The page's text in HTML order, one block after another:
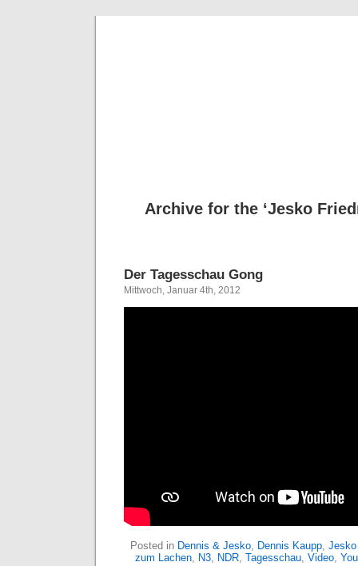
Archive for the ‘Jesko
Der Tagesschau Gong
Mittwoch, Januar 4th, 2012
Posted in Dennis & Jesko, Dennis Kaupp, Jesko
zum Lachen, N3, NDR, Tagesschau, Video,